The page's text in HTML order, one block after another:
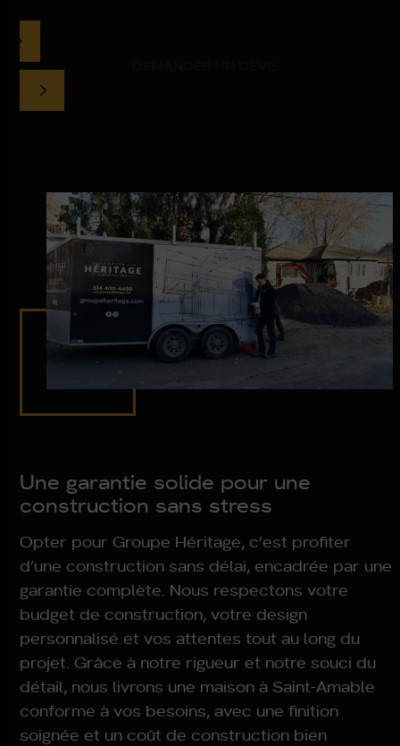
Une garantie solide pour une
construction sans stress
Opter pour Groupe Héritage, c’est profiter
d’une construction sans délai, encadrée par une
garantie complète. Nous respectons votre
budget de construction, votre design
personnalisé et vos attentes tout au long du
projet. Grâce à notre rigueur et notre souci du
détail, nous livrons une maison à Saint-Amable
conforme à vos besoins, avec une finition
soignée et un coût de construction bien